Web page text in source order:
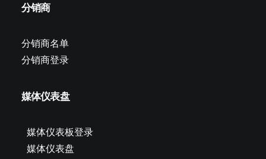
分销商
分销商名单
分销商登录
媒体仪表盘
媒体仪表板登录
媒体仪表盘